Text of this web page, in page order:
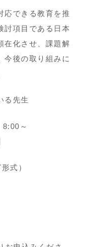
応できる教育を推
討項目である日本
在化させ、課題解
今後の取り組みに
る先生
～
式）